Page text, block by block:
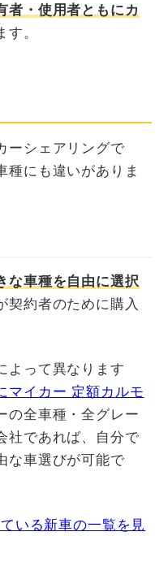
者・使用者ともにカ
す。
ーシェアリングで
種にも違いがありま
な車種を自由に選択
契約者のために購入
よって異なります
マイカー 定額カルモ
の全車種・全グレー
社であれば、自分で
な車選びが可能で
いる新車の一覧を見